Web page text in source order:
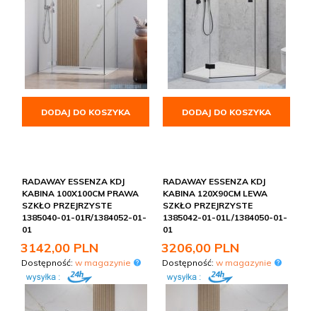
DODAJ DO KOSZYKA DODAJ DO KOSZYKA
RADAWAY ESSENZA KDJ
KABINA 100X100CM PRAWA
SZKŁO PRZEJRZYSTE
1385040-01-01R/1384052-01-
01
3142,00 PLN
Dostępność: w magazynie
RADAWAY ESSENZA KDJ
KABINA 120X90CM LEWA
SZKŁO PRZEJRZYSTE
1385042-01-01L/1384050-01-
01
3206,00 PLN
Dostępność: w magazynie